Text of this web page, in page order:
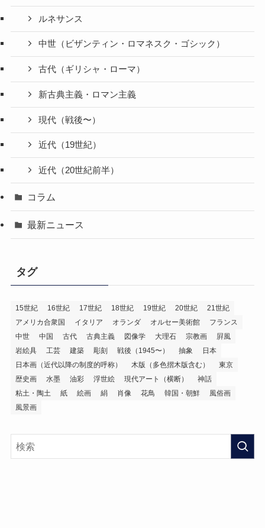
ルネサンス
中世（ビザンティン・ロマネスク・ゴシック）
古代（ギリシャ・ローマ）
新古典主義・ロマン主義
現代（戦後〜）
近代（19世紀）
近代（20世紀前半）
コラム
最新ニュース
タグ
15世紀 16世紀 17世紀 18世紀 19世紀 20世紀
21世紀
アメリカ合衆国
イタリア オランダ オルセー美術館
フランス
中世
中国 古代 古典主義 図像学 大理石 宗教画
屛風
岩絵具
工芸 建築 彫刻 戦後（1945〜） 抽象
日本
日本画（近代以降の制度的呼称）
木版（多色摺木版含む）
東京
歴史画
水墨 油彩 浮世絵 現代アート（横断）
神話
粘土・陶土
紙 絵画 絹 肖像 花鳥 韓国・朝鮮
風俗画
風景画